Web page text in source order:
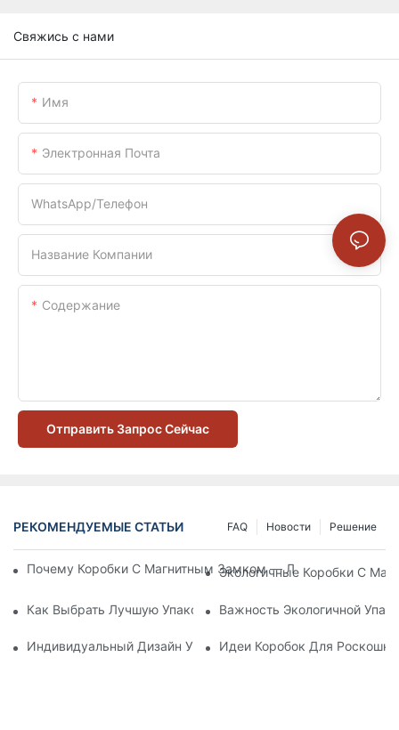
Свяжись с нами
Имя
Электронная Почта
WhatsApp/телефон
Название Компании
Содержание
Отправить Запрос Сейчас
РЕКОМЕНДУЕМЫЕ СТАТЬИ Решение
Новости
FAQ
Почему Коробки С Магнитным Замком — Лучший Выбор
Экологичные Коробки С
Как Выбрать Лучшую Упаковку Для Средств По Уходу За
Важность Экологичной
Индивидуальный Дизайн Упаковки Для Средств По
Идеи Коробок Для